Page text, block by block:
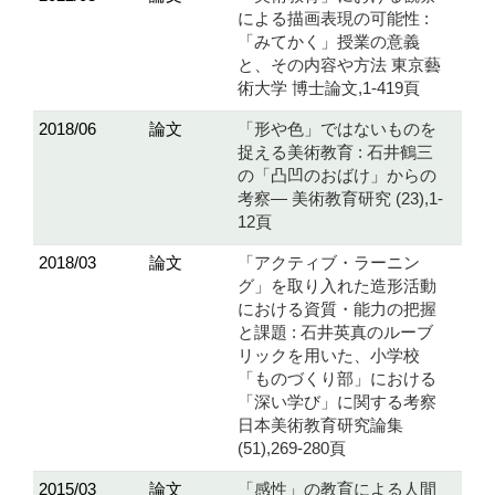
による描画表現の可能性 :
「みてかく」授業の意義
と、その内容や方法 東京藝
術大学 博士論文,1-419頁
2018/06 論文
「形や色」ではないものを
捉える美術教育 : 石井鶴三
の「凸凹のおばけ」からの
考察— 美術教育研究 (23),1-
12頁
2018/03 論文
「アクティブ・ラーニン
グ」を取り入れた造形活動
における資質・能力の把握
と課題 : 石井英真のルーブ
リックを用いた、小学校
「ものづくり部」における
「深い学び」に関する考察
日本美術教育研究論集
(51),269-280頁
2015/03 論文 「感性」の教育による人間